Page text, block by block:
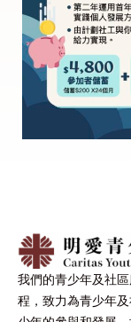
我們的青少年及社
程，致力為青少年